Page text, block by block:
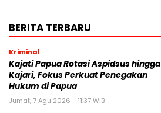
BERITA TERBARU
Kriminal
Kajati Papua Rotasi Aspidsus hingga
Kajari, Fokus Perkuat Penegakan
Hukum di Papua
Jumat, 7 Agu 2026 - 11:37 WIB